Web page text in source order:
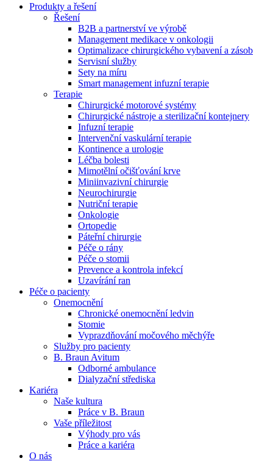
Produktový katalog​
Objevte naše produkty. Navštivte produktový katalog B.
Braun s našim kompletním produktovým portfoliem.
Odborné ambulance
Naše specializované ambulance jsou tu pro vás. Zvolte
specializaci a město, které potřebujete, a objednejte se do naší
ambulance.
Zůstaňte v dialogu s B. Braun. ​Kontaktujte nás.​
Produkty a řešení
Řešení
B2B a partnerství ve výrobě
Management medikace v onkologii
Optimalizace chirurgického vybavení a zásob
Servisní služby
Sety na míru
Smart management infuzní terapie​
Terapie
Chirurgické motorové systémy
Chirurgické nástroje a sterilizační kontejnery
Infuzní terapie
Intervenční vaskulární terapie
Kontinence a urologie
Léčba bolesti
Mimotělní očišťování krve
Miniinvazivní chirurgie
Neurochirurgie
Nutriční terapie
Onkologie
Ortopedie
Páteřní chirurgie
Péče o rány
Péče o stomii
Prevence a kontrola infekcí
Uzavírání ran
Péče o pacienty
Onemocnění
Chronické onemocnění ledvin
Stomie
Vyprazdňování močového měchýře
Služby pro pacienty
B. Braun Avitum
Odborné ambulance
Dialyzační střediska
Kariéra
Naše kultura
Práce v B. Braun
Vaše příležitost​
Výhody pro vás
Práce a kariéra
O nás